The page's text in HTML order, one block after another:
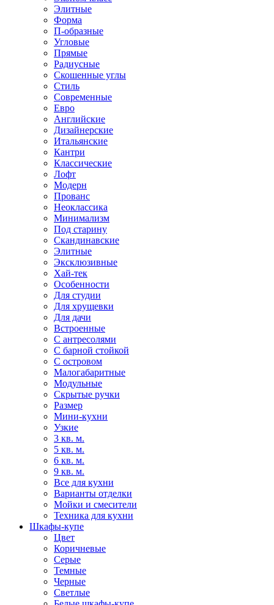
Элитные
Форма
П-образные
Угловые
Прямые
Радиусные
Скошенные углы
Стиль
Современные
Евро
Английские
Дизайнерские
Итальянские
Кантри
Классические
Лофт
Модерн
Прованс
Неоклассика
Минимализм
Под старину
Скандинавские
Элитные
Эксклюзивные
Хай-тек
Особенности
Для студии
Для хрущевки
Для дачи
Встроенные
С антресолями
С барной стойкой
С островом
Малогабаритные
Модульные
Скрытые ручки
Размер
Мини-кухни
Узкие
3 кв. м.
5 кв. м.
6 кв. м.
9 кв. м.
Все для кухни
Варианты отделки
Мойки и смесители
Техника для кухни
Шкафы-купе
Цвет
Коричневые
Серые
Темные
Черные
Светлые